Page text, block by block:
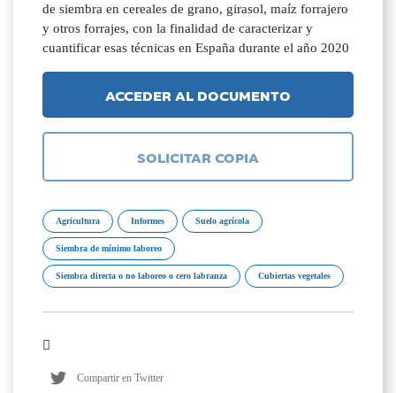
de siembra en cereales de grano, girasol, maíz forrajero
y otros forrajes, con la finalidad de caracterizar y
cuantificar esas técnicas en España durante el año 2020
ACCEDER AL DOCUMENTO
SOLICITAR COPIA
Agricultura Informes Suelo agrícola
Siembra de mínimo laboreo
Siembra directa o no laboreo o cero labranza Cubiertas vegetales
Compartir en Twitter